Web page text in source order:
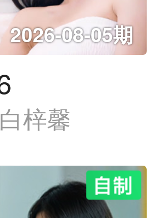
2026-08-05期
梓馨